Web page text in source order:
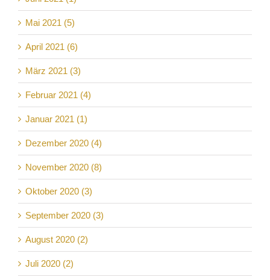
Mai 2021 (5)
April 2021 (6)
März 2021 (3)
Februar 2021 (4)
Januar 2021 (1)
Dezember 2020 (4)
November 2020 (8)
Oktober 2020 (3)
September 2020 (3)
August 2020 (2)
Juli 2020 (2)